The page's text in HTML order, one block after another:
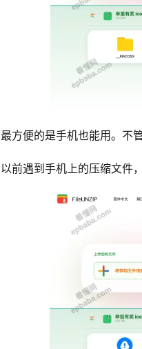
最方便的是手机也能用。不
以前遇到手机上的压缩文件